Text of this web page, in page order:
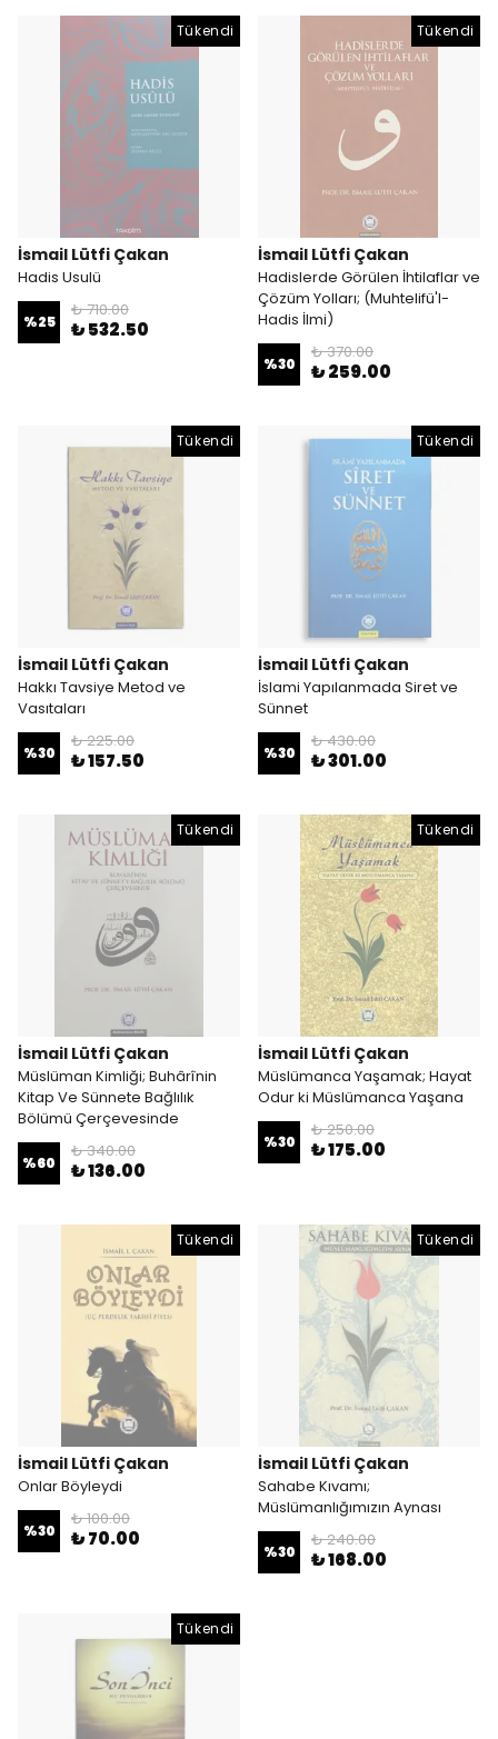
Tükendi
İsmail Lütfi Çakan
Hadis Usulü
%25
₺ 710.00
₺ 532.50
Tükendi
İsmail Lütfi Çakan
Hadislerde Görülen İhtilaflar ve
Çözüm Yolları; (Muhtelifü'l-
Hadis İlmi)
%30
₺ 370.00
₺ 259.00
Tükendi
İsmail Lütfi Çakan
Hakkı Tavsiye Metod ve
Vasıtaları
%30
₺ 225.00
₺ 157.50
Tükendi
İsmail Lütfi Çakan
İslami Yapılanmada Siret ve
Sünnet
%30
₺ 430.00
₺ 301.00
Tükendi
İsmail Lütfi Çakan
Müslüman Kimliği; Buhârînin
Kitap Ve Sünnete Bağlılık
Bölümü Çerçevesinde
%60
₺ 340.00
₺ 136.00
Tükendi
İsmail Lütfi Çakan
Müslümanca Yaşamak; Hayat
Odur ki Müslümanca Yaşana
%30
₺ 250.00
₺ 175.00
Tükendi
İsmail Lütfi Çakan
Onlar Böyleydi
%30
₺ 100.00
₺ 70.00
Tükendi
İsmail Lütfi Çakan
Sahabe Kıvamı;
Müslümanlığımızın Aynası
%30
₺ 240.00
₺ 168.00
Tükendi